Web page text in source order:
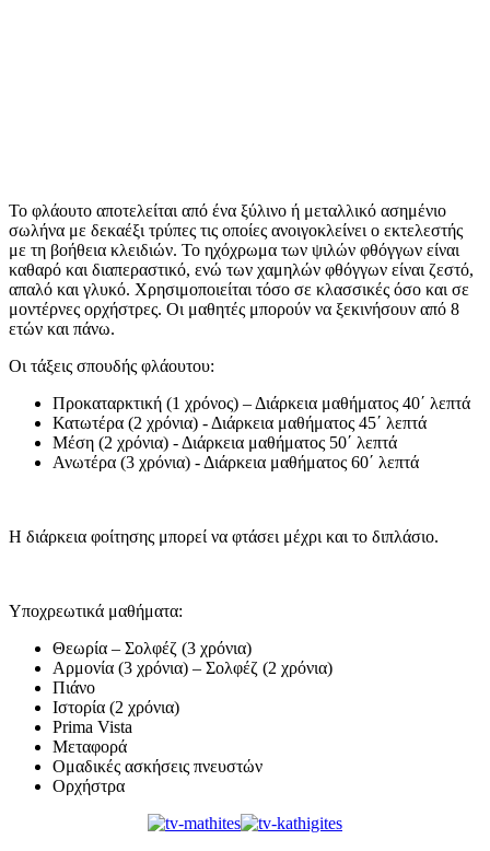
Το φλάουτο αποτελείται από ένα ξύλινο ή μεταλλικό ασημένιο
σωλήνα με δεκαέξι τρύπες τις οποίες ανοιγοκλείνει ο εκτελεστής
με τη βοήθεια κλειδιών. Το ηχόχρωμα των ψιλών φθόγγων είναι
καθαρό και διαπεραστικό, ενώ των χαμηλών φθόγγων είναι ζεστό,
απαλό και γλυκό. Χρησιμοποιείται τόσο σε κλασσικές όσο και σε
μοντέρνες ορχήστρες. Οι μαθητές μπορούν να ξεκινήσουν από 8
ετών και πάνω.
Οι τάξεις σπουδής φλάουτου:
Προκαταρκτική (1 χρόνος) – Διάρκεια μαθήματος 40΄ λεπτά
Κατωτέρα (2 χρόνια) - Διάρκεια μαθήματος 45΄ λεπτά
Μέση (2 χρόνια) - Διάρκεια μαθήματος 50΄ λεπτά
Ανωτέρα (3 χρόνια) - Διάρκεια μαθήματος 60΄ λεπτά
Η διάρκεια φοίτησης μπορεί να φτάσει μέχρι και το διπλάσιο.
Υποχρεωτικά μαθήματα:
Θεωρία – Σολφέζ (3 χρόνια)
Αρμονία (3 χρόνια) – Σολφέζ (2 χρόνια)
Πιάνο
Ιστορία (2 χρόνια)
Prima Vista
Μεταφορά
Ομαδικές ασκήσεις πνευστών
Ορχήστρα